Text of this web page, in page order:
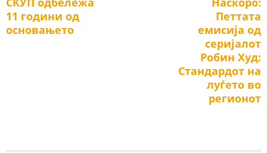
navigation
post:
11 години од
основањето
Петтата
емисија од
серијалот
Робин Худ:
Стандардот на
луѓето во
регионот